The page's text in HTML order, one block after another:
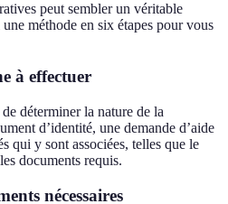
peut sembler un véritable
méthode en six étapes pour vous
à effectuer
déterminer la nature de la
d’identité, une demande d’aide
qui y sont associées, telles que le
documents requis.
nécessaires